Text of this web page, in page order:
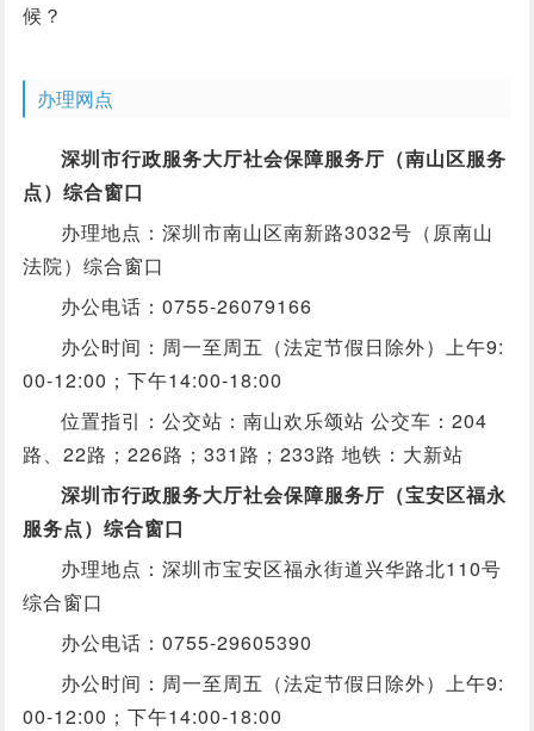
候？
办理网点
深圳市行政服务大厅社会保障服务厅（南山区服务
点）综合窗口
办理地点：深圳市南山区南新路3032号（原南山
法院）综合窗口
办公电话：0755-26079166
办公时间：周一至周五（法定节假日除外）上午9:
00-12:00；下午14:00-18:00
位置指引：公交站：南山欢乐颂站 公交车：204
路、22路；226路；331路；233路 地铁：大新站
深圳市行政服务大厅社会保障服务厅（宝安区福永
服务点）综合窗口
办理地点：深圳市宝安区福永街道兴华路北110号
综合窗口
办公电话：0755-29605390
办公时间：周一至周五（法定节假日除外）上午9:
00-12:00；下午14:00-18:00